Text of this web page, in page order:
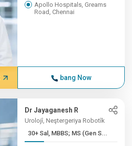
Apollo Hospitals, Greams
Road, Chennai
bang Now
Dr Jayaganesh R
Urolojî, Neştergeriya Robotîk
30+ Sal, MBBS; MS (Gen S...